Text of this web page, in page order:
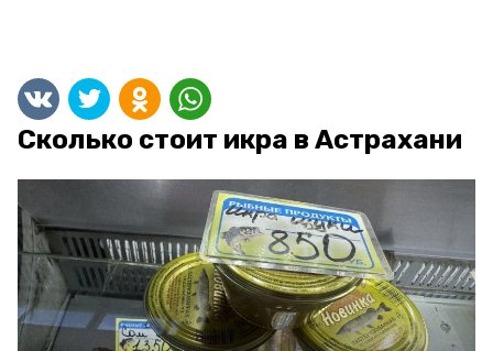
Сколько стоит икра в Астрахани